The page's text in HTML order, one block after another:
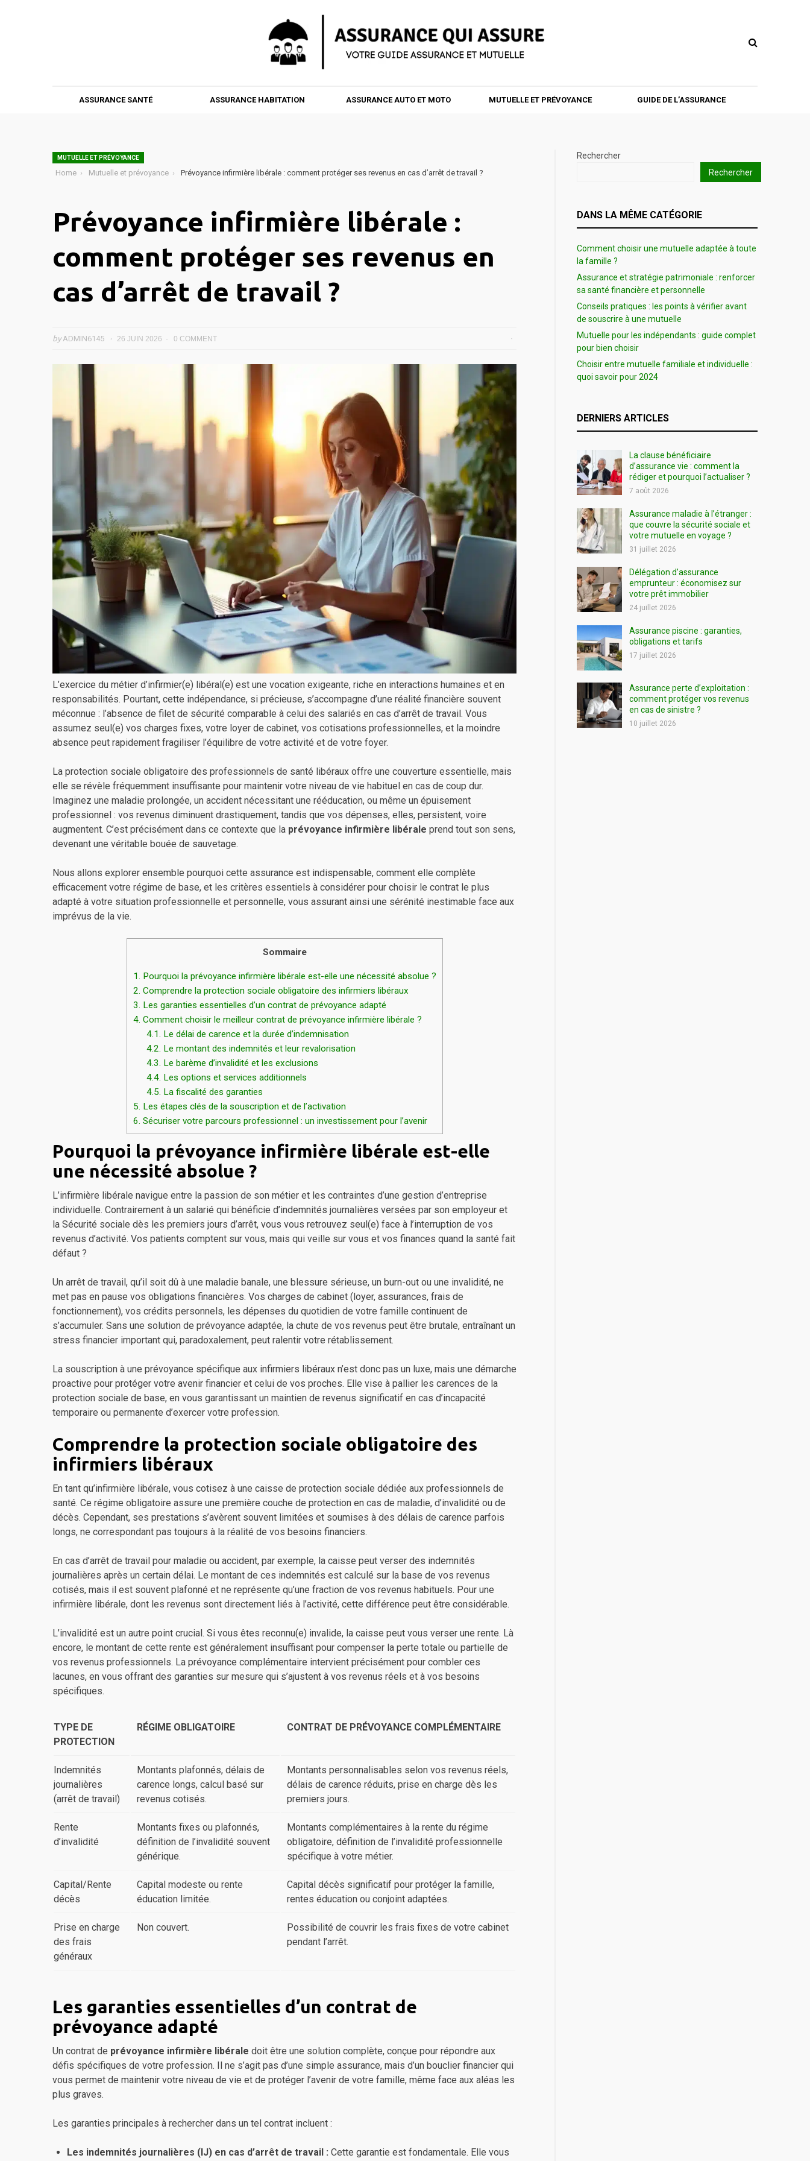
ASSURANCE SANTÉ ASSURANCE HABITATION ASSURANCE AUTO ET MOTO MUTUELLE ET PRÉVOYANCE GUIDE DE L’ASSURANCE
MUTUELLE ET PRÉVOYANCE
Home Mutuelle et prévoyance Prévoyance infirmière libérale : comment protéger ses revenus en cas d’arrêt de travail ?
Prévoyance infirmière libérale :
comment protéger ses revenus en
cas d’arrêt de travail ?
byADMIN6145 26 JUIN 2026 0 COMMENT
L’exercice du métier d’infirmier(e) libéral(e) est une vocation exigeante, riche en interactions humaines et en
responsabilités. Pourtant, cette indépendance, si précieuse, s’accompagne d’une réalité financière souvent
méconnue : l’absence de filet de sécurité comparable à celui des salariés en cas d’arrêt de travail. Vous
assumez seul(e) vos charges fixes, votre loyer de cabinet, vos cotisations professionnelles, et la moindre
absence peut rapidement fragiliser l’équilibre de votre activité et de votre foyer.
La protection sociale obligatoire des professionnels de santé libéraux offre une couverture essentielle, mais
elle se révèle fréquemment insuffisante pour maintenir votre niveau de vie habituel en cas de coup dur.
Imaginez une maladie prolongée, un accident nécessitant une rééducation, ou même un épuisement
professionnel : vos revenus diminuent drastiquement, tandis que vos dépenses, elles, persistent, voire
augmentent. C’est précisément dans ce contexte que la prévoyance infirmière libérale prend tout son sens,
devenant une véritable bouée de sauvetage.
Nous allons explorer ensemble pourquoi cette assurance est indispensable, comment elle complète
efficacement votre régime de base, et les critères essentiels à considérer pour choisir le contrat le plus
adapté à votre situation professionnelle et personnelle, vous assurant ainsi une sérénité inestimable face aux
imprévus de la vie.
Sommaire
1. Pourquoi la prévoyance infirmière libérale est-elle une nécessité absolue ?
2. Comprendre la protection sociale obligatoire des infirmiers libéraux
3. Les garanties essentielles d’un contrat de prévoyance adapté
4. Comment choisir le meilleur contrat de prévoyance infirmière libérale ?
4.1. Le délai de carence et la durée d’indemnisation
4.2. Le montant des indemnités et leur revalorisation
4.3. Le barème d’invalidité et les exclusions
4.4. Les options et services additionnels
4.5. La fiscalité des garanties
5. Les étapes clés de la souscription et de l’activation
6. Sécuriser votre parcours professionnel : un investissement pour l’avenir
Pourquoi la prévoyance infirmière libérale est-elle
une nécessité absolue ?
L’infirmière libérale navigue entre la passion de son métier et les contraintes d’une gestion d’entreprise
individuelle. Contrairement à un salarié qui bénéficie d’indemnités journalières versées par son employeur et
la Sécurité sociale dès les premiers jours d’arrêt, vous vous retrouvez seul(e) face à l’interruption de vos
revenus d’activité. Vos patients comptent sur vous, mais qui veille sur vous et vos finances quand la santé fait
défaut ?
Un arrêt de travail, qu’il soit dû à une maladie banale, une blessure sérieuse, un burn-out ou une invalidité, ne
met pas en pause vos obligations financières. Vos charges de cabinet (loyer, assurances, frais de
fonctionnement), vos crédits personnels, les dépenses du quotidien de votre famille continuent de
s’accumuler. Sans une solution de prévoyance adaptée, la chute de vos revenus peut être brutale, entraînant un
stress financier important qui, paradoxalement, peut ralentir votre rétablissement.
La souscription à une prévoyance spécifique aux infirmiers libéraux n’est donc pas un luxe, mais une démarche
proactive pour protéger votre avenir financier et celui de vos proches. Elle vise à pallier les carences de la
protection sociale de base, en vous garantissant un maintien de revenus significatif en cas d’incapacité
temporaire ou permanente d’exercer votre profession.
Comprendre la protection sociale obligatoire des
infirmiers libéraux
En tant qu’infirmière libérale, vous cotisez à une caisse de protection sociale dédiée aux professionnels de
santé. Ce régime obligatoire assure une première couche de protection en cas de maladie, d’invalidité ou de
décès. Cependant, ses prestations s’avèrent souvent limitées et soumises à des délais de carence parfois
longs, ne correspondant pas toujours à la réalité de vos besoins financiers.
En cas d’arrêt de travail pour maladie ou accident, par exemple, la caisse peut verser des indemnités
journalières après un certain délai. Le montant de ces indemnités est calculé sur la base de vos revenus
cotisés, mais il est souvent plafonné et ne représente qu’une fraction de vos revenus habituels. Pour une
infirmière libérale, dont les revenus sont directement liés à l’activité, cette différence peut être considérable.
L’invalidité est un autre point crucial. Si vous êtes reconnu(e) invalide, la caisse peut vous verser une rente. Là
encore, le montant de cette rente est généralement insuffisant pour compenser la perte totale ou partielle de
vos revenus professionnels. La prévoyance complémentaire intervient précisément pour combler ces
lacunes, en vous offrant des garanties sur mesure qui s’ajustent à vos revenus réels et à vos besoins
spécifiques.
TYPE DE
PROTECTION
RÉGIME OBLIGATOIRE CONTRAT DE PRÉVOYANCE COMPLÉMENTAIRE
Indemnités
journalières
(arrêt de travail)
Montants plafonnés, délais de
carence longs, calcul basé sur
revenus cotisés.
Montants personnalisables selon vos revenus réels,
délais de carence réduits, prise en charge dès les
premiers jours.
Rente
d’invalidité
Montants fixes ou plafonnés,
définition de l’invalidité souvent
générique.
Montants complémentaires à la rente du régime
obligatoire, définition de l’invalidité professionnelle
spécifique à votre métier.
Capital/Rente
décès
Capital modeste ou rente
éducation limitée.
Capital décès significatif pour protéger la famille,
rentes éducation ou conjoint adaptées.
Prise en charge
des frais
généraux
Non couvert.
Possibilité de couvrir les frais fixes de votre cabinet
pendant l’arrêt.
Les garanties essentielles d’un contrat de
prévoyance adapté
Un contrat de prévoyance infirmière libérale doit être une solution complète, conçue pour répondre aux
défis spécifiques de votre profession. Il ne s’agit pas d’une simple assurance, mais d’un bouclier financier qui
vous permet de maintenir votre niveau de vie et de protéger l’avenir de votre famille, même face aux aléas les
plus graves.
Les garanties principales à rechercher dans un tel contrat incluent :
Les indemnités journalières (IJ) en cas d’arrêt de travail : Cette garantie est fondamentale. Elle vous
Rechercher
Rechercher
DANS LA MÊME CATÉGORIE
Comment choisir une mutuelle adaptée à toute
la famille ?
Assurance et stratégie patrimoniale : renforcer
sa santé financière et personnelle
Conseils pratiques : les points à vérifier avant
de souscrire à une mutuelle
Mutuelle pour les indépendants : guide complet
pour bien choisir
Choisir entre mutuelle familiale et individuelle :
quoi savoir pour 2024
DERNIERS ARTICLES
La clause bénéficiaire
d’assurance vie : comment la
rédiger et pourquoi l’actualiser ?
7 août 2026
Assurance maladie à l’étranger :
que couvre la sécurité sociale et
votre mutuelle en voyage ?
31 juillet 2026
Délégation d’assurance
emprunteur : économisez sur
votre prêt immobilier
24 juillet 2026
Assurance piscine : garanties,
obligations et tarifs
17 juillet 2026
Assurance perte d’exploitation :
comment protéger vos revenus
en cas de sinistre ?
10 juillet 2026